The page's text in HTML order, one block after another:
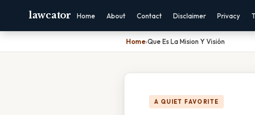
lawcator Home About Contact Disclaimer Privacy
Home›Que Es La Mision Y Visión
A QUIET FAVORITE